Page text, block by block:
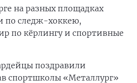
на разных площадках
по следж-хоккею,
по кёрлингу и спортивные
поздравили
спортшколы «Металлург»